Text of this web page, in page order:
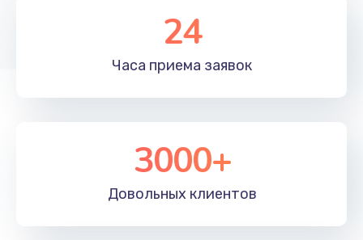
24
Часа приема заявок
3000+
Довольных клиентов